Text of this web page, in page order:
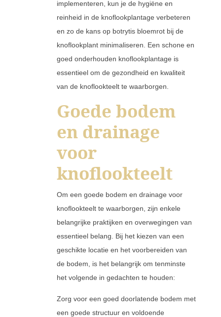
implementeren, kun je de hygiëne en
reinheid in de knoflookplantage verbeteren
en zo de kans op botrytis bloemrot bij de
knoflookplant minimaliseren. Een schone en
goed onderhouden knoflookplantage is
essentieel om de gezondheid en kwaliteit
van de knoflookteelt te waarborgen.
Goede bodem
en drainage
voor
knoflookteelt
Om een goede bodem en drainage voor
knoflookteelt te waarborgen, zijn enkele
belangrijke praktijken en overwegingen van
essentieel belang. Bij het kiezen van een
geschikte locatie en het voorbereiden van
de bodem, is het belangrijk om tenminste
het volgende in gedachten te houden:
Zorg voor een goed doorlatende bodem met
een goede structuur en voldoende